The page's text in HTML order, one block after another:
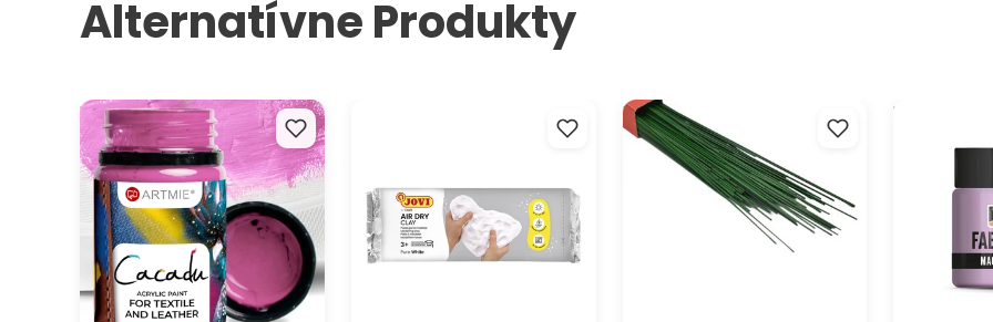
Ručne
tých,
túto
Alternatívne Produkty
Farby na textil a kožu ARTMIE
Cacadu 50 ml
Floristický drôt na aranžovanie
priemer 1 mm - 1 ks
Farba na